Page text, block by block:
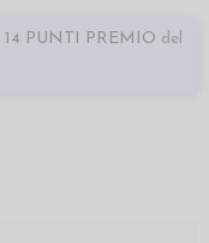
14 PUNTI PREMIO del